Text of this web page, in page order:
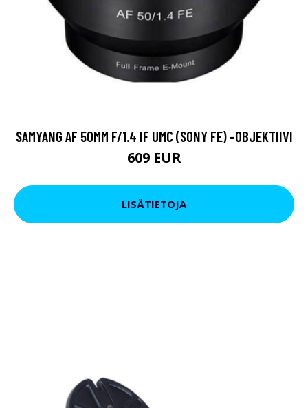
SAMYANG AF 50MM F/1.4 IF UMC (SONY FE) -OBJEKTIIVI
609 EUR
LISÄTIETOJA